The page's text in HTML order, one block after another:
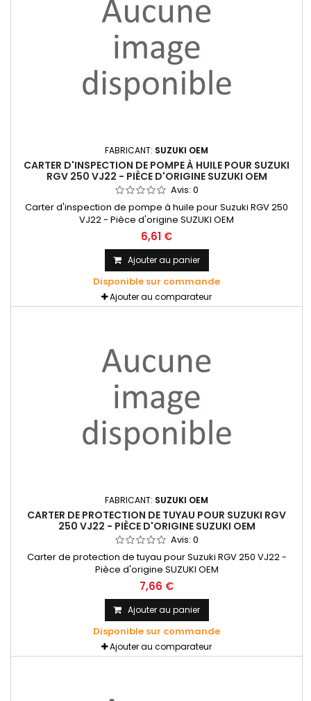
FABRICANT: SUZUKI OEM
CARTER D'INSPECTION DE POMPE À HUILE POUR SUZUKI
RGV 250 VJ22 - PIÈCE D'ORIGINE SUZUKI OEM
Avis: 0
Carter d'inspection de pompe à huile pour Suzuki RGV 250
VJ22 - Pièce d'origine SUZUKI OEM
6,61 €
Ajouter au panier
Disponible sur commande
Ajouter au comparateur
FABRICANT: SUZUKI OEM
CARTER DE PROTECTION DE TUYAU POUR SUZUKI RGV
250 VJ22 - PIÈCE D'ORIGINE SUZUKI OEM
Avis: 0
Carter de protection de tuyau pour Suzuki RGV 250 VJ22 -
Pièce d'origine SUZUKI OEM
7,66 €
Ajouter au panier
Disponible sur commande
Ajouter au comparateur